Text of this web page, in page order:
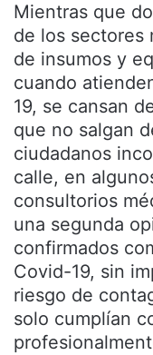
Mientras que
de los sectores
de insumos y
cuando
19, se cansan
que no salgan
ciudadanos
calle, en
consultorios
una segunda
confirmados
Covid-19, sin
riesgo de
solo cumplían